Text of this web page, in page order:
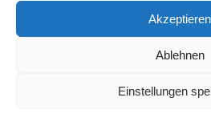
Akzeptieren
Ablehnen
Einstellungen
Mitglied werden